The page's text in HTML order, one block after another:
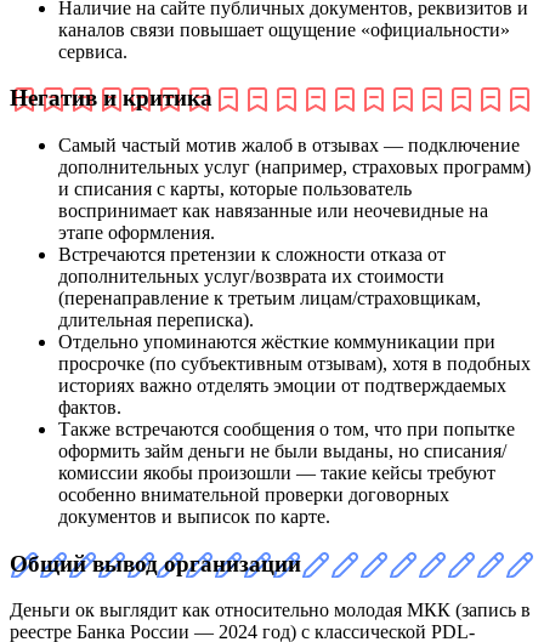
Наличие на сайте публичных документов, реквизитов и
каналов связи повышает ощущение «официальности»
сервиса.
Негатив и критика
Самый частый мотив жалоб в отзывах — подключение
дополнительных услуг (например, страховых программ)
и списания с карты, которые пользователь
воспринимает как навязанные или неочевидные на
этапе оформления.
Встречаются претензии к сложности отказа от
дополнительных услуг/возврата их стоимости
(перенаправление к третьим лицам/страховщикам,
длительная переписка).
Отдельно упоминаются жёсткие коммуникации при
просрочке (по субъективным отзывам), хотя в подобных
историях важно отделять эмоции от подтверждаемых
фактов.
Также встречаются сообщения о том, что при попытке
оформить займ деньги не были выданы, но списания/
комиссии якобы произошли — такие кейсы требуют
особенно внимательной проверки договорных
документов и выписок по карте.
Общий вывод организации
Деньги ок выглядит как относительно молодая МКК (запись в
реестре Банка России — 2024 год) с классической PDL-